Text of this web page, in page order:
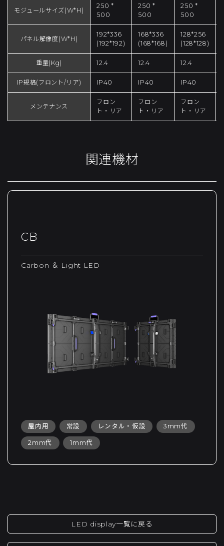
モジュールサイズ(W*H)
250 *
500
250 *
500
250 *
500
パネル解像度(W*H)
192*336
(192*192)
168*336
(168*168)
128*256
(128*128)
重量(Kg) 12.4 12.4 12.4
IP規格(フロント/リア) IP40 IP40 IP40
メンテナンス
フロン
ト・リア
フロン
ト・リア
フロン
ト・リア
関連機材
CB
Carbon ＆ Light LED
屋内用 常設 レンタル・仮設 3mm代
2mm代 1mm代
LED display一覧に戻る